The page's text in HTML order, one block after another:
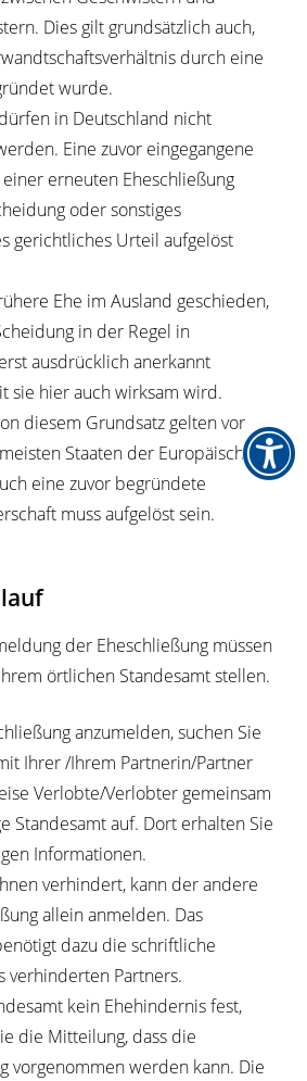
Dies gilt grundsätzlich auch,
durch eine
wurde.
in Deutschland nicht
Eine zuvor eingegangene
einer erneuten Eheschließung
oder sonstiges
gerichtliches Urteil aufgelöst
Ehe im Ausland geschieden,
in der Regel in
ausdrücklich anerkannt
sie hier auch wirksam wird.
diesem Grundsatz gelten vor
Staaten der Europäische
eine zuvor begründete
muss aufgelöst sein.
der Eheschließung müssen
örtlichen Standesamt stellen.
anzumelden, suchen Sie
Ihrer /Ihrem Partnerin/Partner
Verlobte/Verlobter gemeinsam
Standesamt auf. Dort erhalten Sie
Informationen.
verhindert, kann der andere
allein anmelden. Das
dazu die schriftliche
verhinderten Partners.
kein Ehehindernis fest,
die Mitteilung, dass die
vorgenommen werden kann. Die